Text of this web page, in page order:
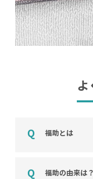
福助とは
福助の由来は？